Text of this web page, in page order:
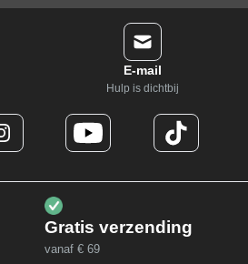
E-mail
Hulp is dichtbij
Gratis verzending
vanaf € 69